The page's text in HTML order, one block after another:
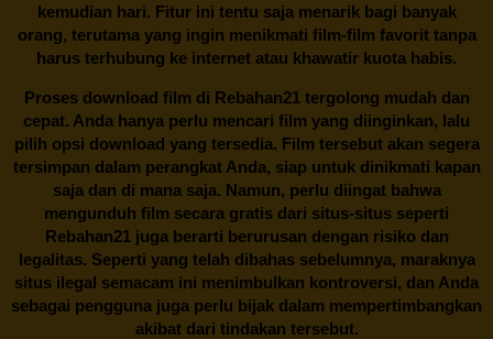
kemudian hari. Fitur ini tentu saja menarik bagi banyak
orang, terutama yang ingin menikmati film-film favorit tanpa
harus terhubung ke internet atau khawatir kuota habis.
Proses download film di Rebahan21tergolong mudah dan
cepat. Anda hanya perlu mencari film yang diinginkan, lalu
pilih opsi download yang tersedia. Film tersebut akan segera
tersimpan dalam perangkat Anda, siap untuk dinikmati kapan
saja dan di mana saja. Namun, perlu diingat bahwa
mengunduh film secara gratis dari situs-situs seperti
Rebahan21 juga berarti berurusan dengan risiko dan
legalitas. Seperti yang telah dibahas sebelumnya, maraknya
situs ilegal semacam ini menimbulkan kontroversi, dan Anda
sebagai pengguna juga perlu bijak dalam mempertimbangkan
akibat dari tindakan tersebut.